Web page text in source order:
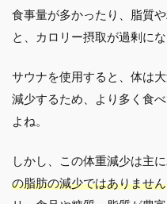
食事量が多かったり、脂質
と、カロリー摂取が過剰に
サウナを使用すると、体は
減少するため、より多く食
よね。
しかし、この体重減少は主
の脂肪の減少ではありません